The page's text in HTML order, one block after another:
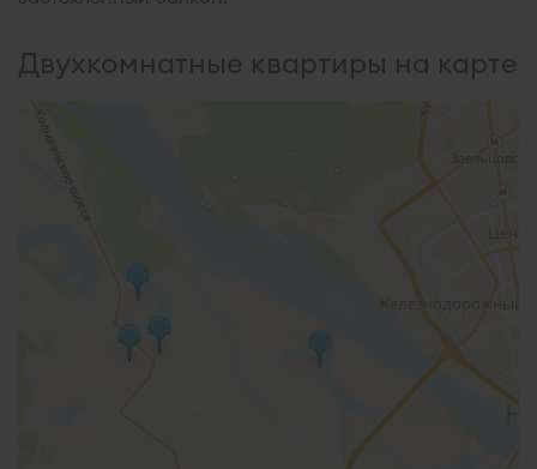
Двухкомнатные квартиры на карте